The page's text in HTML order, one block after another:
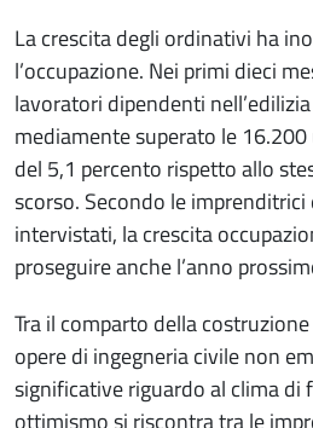
La crescita degli ordinativi ha
l’occupazione. Nei primi dieci
lavoratori dipendenti
mediamente superato le
del 5,1 percento rispetto allo
scorso. Secondo le
intervistati, la crescita
proseguire anche l’anno
Tra il comparto della
opere di ingegneria civile non
significative riguardo al clima di